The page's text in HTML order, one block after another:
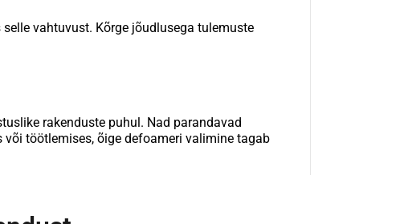
vahtuvust. Kõrge jõudlusega tulemuste
rakenduste puhul. Nad parandavad
töötlemises, õige defoameri valimine tagab